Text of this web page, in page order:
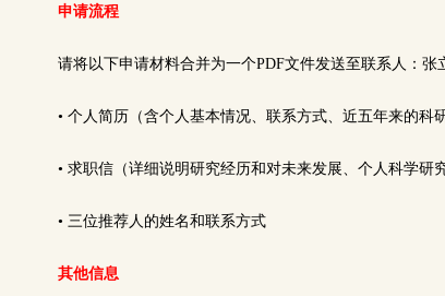
申请流程
请将以下申请材料合并为一个PDF文件发送至联系人：张
• 个人简历（含个人基本情况、联系方式、近五年来的
• 求职信（详细说明研究经历和对未来发展、个人科学研
• 三位推荐人的姓名和联系方式
其他信息